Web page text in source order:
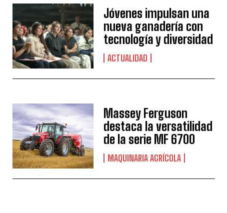
Jóvenes impulsan una
nueva ganadería con
tecnología y diversidad
ACTUALIDAD
Massey Ferguson
destaca la versatilidad
de la serie MF 6700
MAQUINARIA AGRÍCOLA